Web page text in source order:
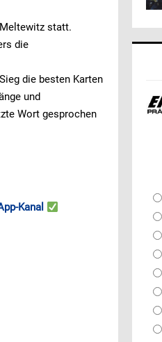
statt.
die
die besten Karten
und
Wort gesprochen
Kanal